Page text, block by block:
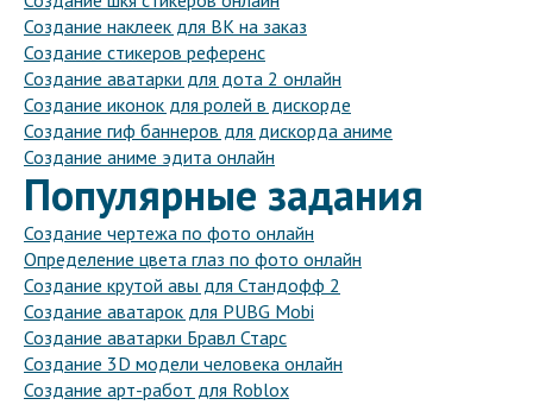
Создание наклеек для ВК на заказ
Создание стикеров референс
Создание аватарки для дота 2 онлайн
Создание иконок для ролей в дискорде
Создание гиф баннеров для дискорда аниме
Создание аниме эдита онлайн
Популярные задания
Создание чертежа по фото онлайн
Определение цвета глаз по фото онлайн
Создание крутой авы для Стандофф 2
Создание аватарок для PUBG Mobi
Создание аватарки Бравл Старс
Создание 3D модели человека онлайн
Создание арт-работ для Roblox